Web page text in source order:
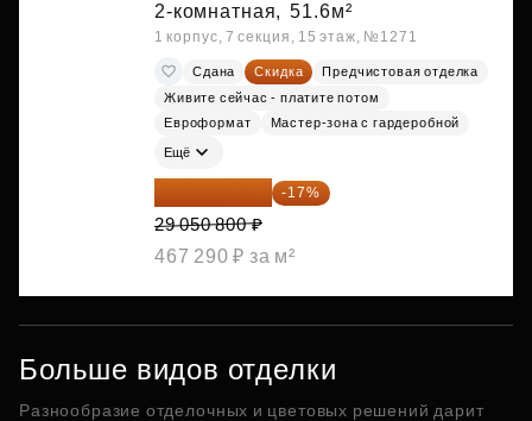
2-комнатная, 51.6м²
1 корпус, 7 секция, 15 этаж, №1271
Сдана Скидка
Предчистовая отделка
Живите сейчас - платите потом
Евроформат
Мастер-зона с гардеробной
Ещё
24 112 164 ₽ -17%
29 050 800 ₽
467 290 ₽ за м²
Больше видов отделки
Разнообразие отделочных и цветовых решений дарит